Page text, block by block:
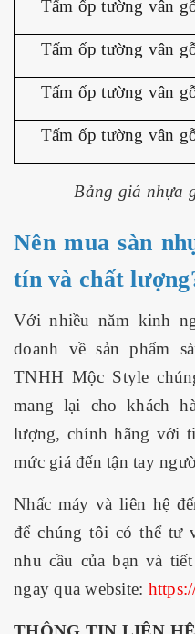
Tấm ốp tường vân
Tấm ốp tường vân
Tấm ốp tường vân
Tấm ốp tường vân
Bảng giá nhựa
Nên mua sàn
tín và chất
Với nhiều năm kinh
doanh về sản phẩm
TNHH Mộc Style
mang lại cho khách
lượng, chính hãng với
mức giá đến tận tay
Nhấc máy và liên hệ
để chúng tôi có thể tư
nhu cầu của bạn và
ngay qua website: